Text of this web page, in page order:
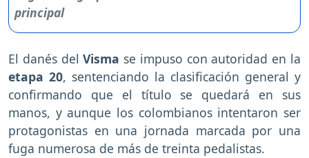
El danés delVisma se impuso con autoridad en la
etapa 20, sentenciando la clasificación general y
confirmando que el título se quedará en sus
manos, y aunque los colombianos intentaron ser
protagonistas en una jornada marcada por una
fuga numerosa de más de treinta pedalistas.